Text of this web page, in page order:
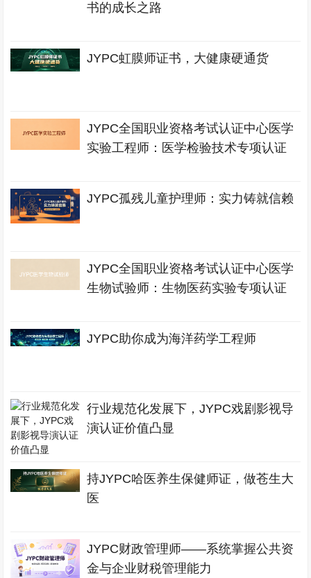
书的成长之路
JYPC虹膜师证书，大健康硬通货
JYPC全国职业资格考试认证中心医学
实验工程师：医学检验技术专项认证
JYPC孤残儿童护理师：实力铸就信赖
JYPC全国职业资格考试认证中心医学
生物试验师：生物医药实验专项认证
JYPC助你成为海洋药学工程师
行业规范化发展下，JYPC戏剧影视导
演认证价值凸显
持JYPC哈医养生保健师证，做苍生大
医
JYPC财政管理师——系统掌握公共资
金与企业财税管理能力